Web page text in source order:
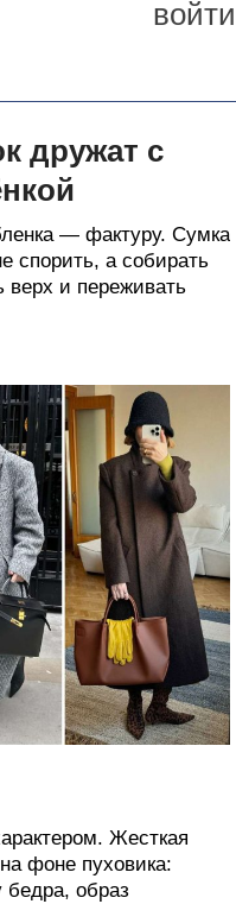
войти
дружат с
— фактуру. Сумка
спорить, а собирать
и переживать
Жесткая
фоне пуховика:
бедра, образ